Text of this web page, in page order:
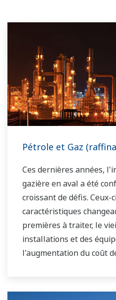
Pétrole et Gaz
Ces dernières années,
gazière en aval a été
croissant de défis. Ceux-
caractéristiques
premières à traiter, le
installations et des
l'augmentation du coût
efficace, et les